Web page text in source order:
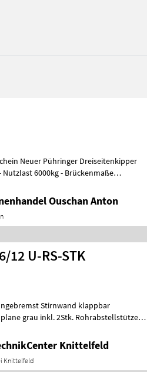
Neuer Pühringer Dreiseitenkipper
Ouschan Anton
12 U-RS-STK
Stirnwand klappbar
grau inkl. 2Stk. Rohrabstellstützen
Knittelfeld
Knittelfeld